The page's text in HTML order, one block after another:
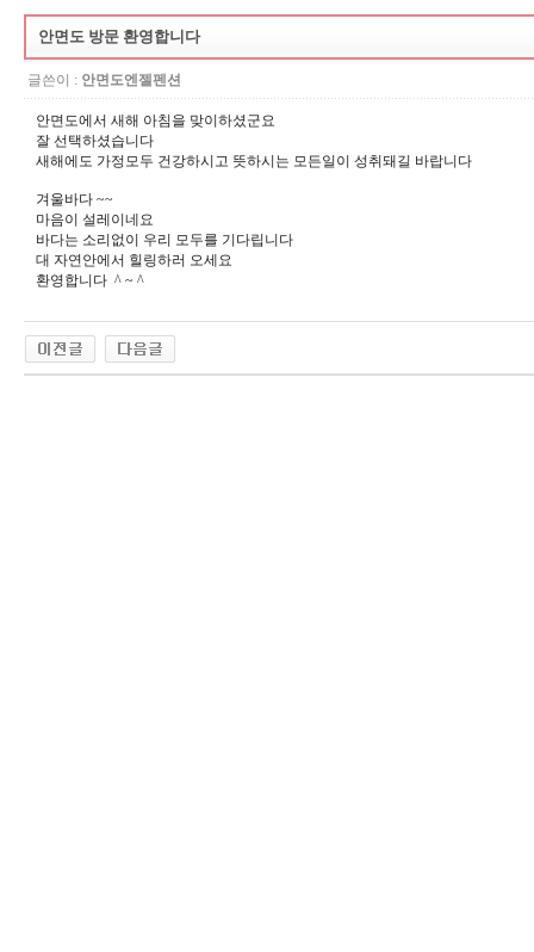
안면도 방문 환영합니다
글쓴이 : 안면도엔젤펜션
안면도에서 새해 아침을 맞이하셨군요
잘 선택하셨습니다
새해에도 가정모두 건강하시고 뜻하시는 모든일이 성취돼길 바랍니다
겨울바다 ~~
마음이 설레이네요
바다는 소리없이 우리 모두를 기다립니다
대 자연안에서 힐링하러 오세요
환영합니다 ^ ~ ^